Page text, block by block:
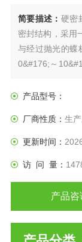
简要描述： 硬密
密封结构，采用
与经过抛光的蝶
0&#176;～
达到延长使用寿
产品型号：
厂商性质： 生
更新时间：
访 问 量：
产品咨